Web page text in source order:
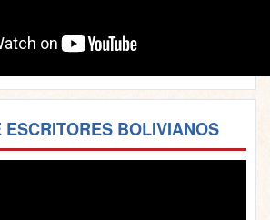
ESCRITORES BOLIVIANOS